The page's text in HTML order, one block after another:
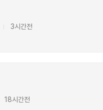
3시간전
18시간전